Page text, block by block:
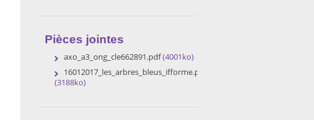
Pièces jointes
axo_a3_ong_cle662891.pdf(4001ko)
16012017_les_arbres_bleus_ifforme.pdf
(3188ko)